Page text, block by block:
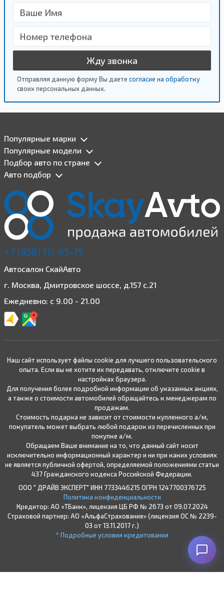
Жду звонка
Отправляя данную форму Вы даете согласие на обработку
своих персональных данных.
Популярные марки
Популярные модели
Подбор авто по стране
Авто подбор
+7 (958) 111-65-75
Автосалон СкайАвто
г. Москва, Дмитровское шоссе, д.157 с.21
Ежедневно: с 9.00 - 21.00
Наш сайт использует файлы cookie для лучшего пользовательского
опыта. Если вы не хотите их передавать, отключите cookie в
настройках браузера.
Для получения более подробной информации об указанных акциях,
а также о стоимости автомобилей обращайтесь к менеджерам по
продажам.
Стоимость подарка не зависит от стоимости купленного а/м,
покупатель может выбрать любой подарок из перечисленных при
покупке а/м.
Обращаем Ваше внимание на то, что данный сайт носит
исключительно информационный характер и ни при каких условиях
не является публичной офертой, определяемой положениями статьи
437 Гражданского кодекса Российской Федерации.
ООО " ДРАЙВ ЭКСПЕРТ" ИНН 7733446215 ОГРН 1247700376725
Политика конфиденциальности
Кредитор: АО «ТБанк», лицензия ЦБ РФ № 2673 от 09.07.2024
Страховой партнер: АО «АльфаСтрахование» (лицензия ОС № 2239-
03 от 13.11.2017 г.)
* Подробные условия кредитования